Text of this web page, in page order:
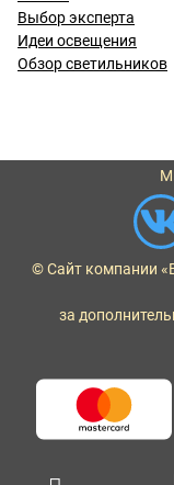
Выбор эксперта
Идеи освещения
Обзор светильников
© Сайт компании
за